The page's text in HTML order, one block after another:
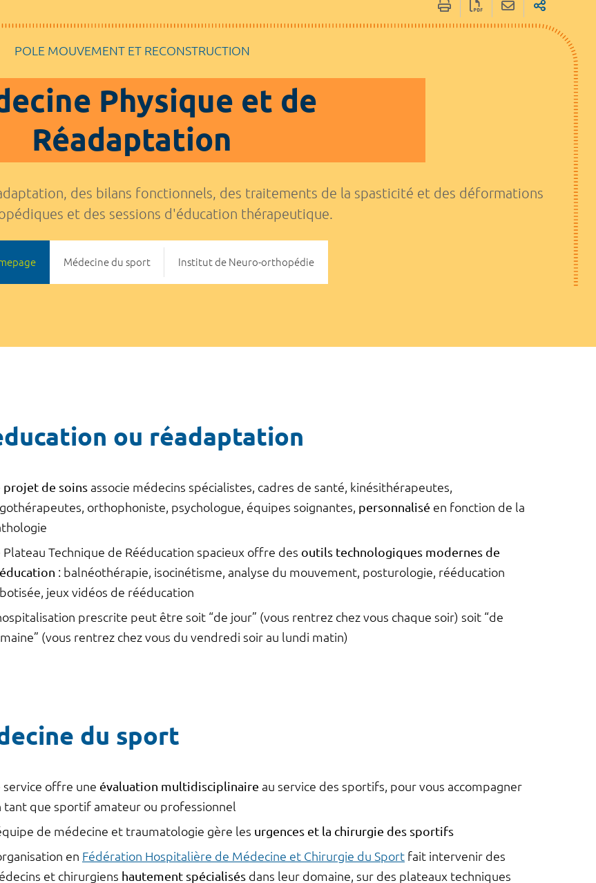
POLE MOUVEMENT ET RECONSTRUCTION
Physique et de
Réadaptation
des bilans fonctionnels, des traitements de la spasticité et des déformations
et des sessions d'éducation thérapeutique.
Médecine du sport Institut de Neuro-orthopédie
ou réadaptation
projet de soins associe médecins spécialistes, cadres de santé, kinésithérapeutes,
orthophoniste, psychologue, équipes soignantes, personnalisé en fonction de la
Plateau Technique de Rééducation spacieux offre des outils technologiques modernes de
: balnéothérapie, isocinétisme, analyse du mouvement, posturologie, rééducation
jeux vidéos de rééducation
prescrite peut être soit “de jour” (vous rentrez chez vous chaque soir) soit “de
(vous rentrez chez vous du vendredi soir au lundi matin)
du sport
service offre une évaluation multidisciplinaire au service des sportifs, pour vous accompagner
tant que sportif amateur ou professionnel
de médecine et traumatologie gère les urgences et la chirurgie des sportifs
en Fédération Hospitalière de Médecine et Chirurgie du Sport fait intervenir des
et chirurgiens hautement spécialisés dans leur domaine, sur des plateaux techniques